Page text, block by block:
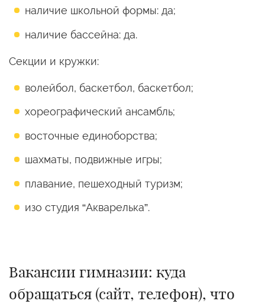
наличие школьной формы: да;
наличие бассейна: да.
Секции и кружки:
волейбол, баскетбол, баскетбол;
хореографический ансамбль;
восточные единоборства;
шахматы, подвижные игры;
плавание, пешеходный туризм;
изо студия “Акварелька”.
Вакансии гимназии: куда
обращаться (сайт, телефон), что